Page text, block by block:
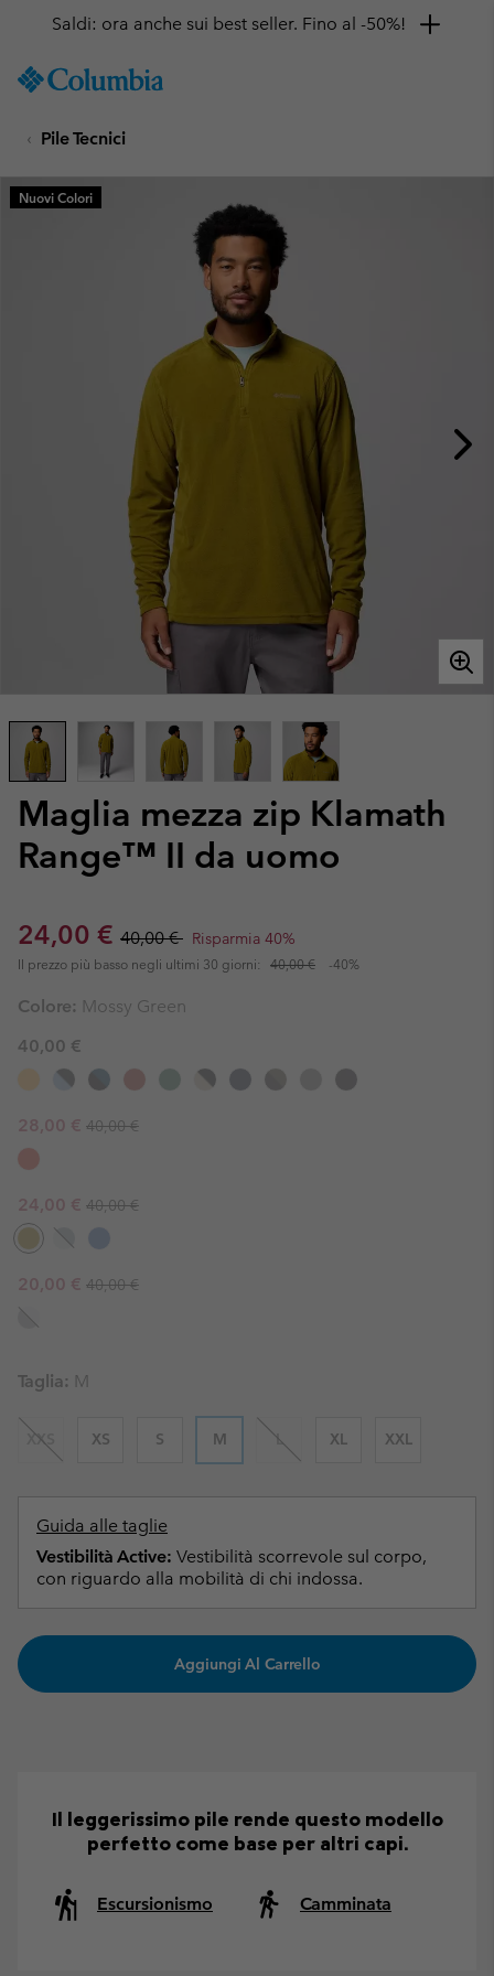
TO
SKIP
MAIN
NAV
Saldi: ora anche sui best seller. Fino al -50%!
Pile Tecnici
Maglia mezza zip Klamath
Range™ II da uomo
Sale price:
24,00 € Regular price:
40,00 € Risparmia 40%
Il prezzo più basso negli ultimi 30 giorni: 40,00 € -40%
Nuovi Colori
Colore: Mossy Green
40,00 €
Sale price:
28,00 € Regular price:
40,00 €
Sale price:
24,00 € Regular price:
40,00 €
Sale price:
20,00 € Regular price:
40,00 €
Taglia: M
XXS XS S M L XL XXL
Guida alle taglie
Vestibilità Active: Vestibilità scorrevole sul corpo,
con riguardo alla mobilità di chi indossa.
Aggiungi Al Carrello
Il leggerissimo pile rende questo modello
perfetto come base per altri capi.
Escursionismo Camminata